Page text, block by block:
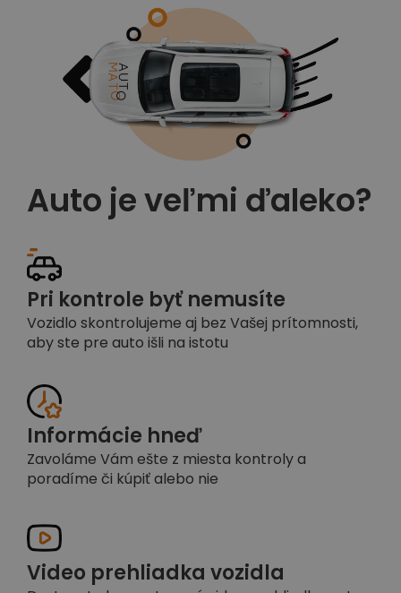
Auto je veľmi ďaleko?
Pri kontrole byť nemusíte
Vozidlo skontrolujeme aj bez Vašej prítomnosti,
aby ste pre auto išli na istotu
Informácie hneď
Zavoláme Vám ešte z miesta kontroly a
poradíme či kúpiť alebo nie
Video prehliadka vozidla